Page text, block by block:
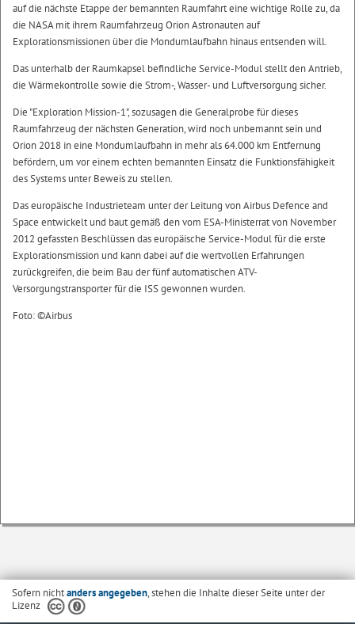
auf die nächste Etappe der bemannten Raumfahrt eine wichtige Rolle zu, da
die NASA mit ihrem Raumfahrzeug Orion Astronauten auf
Explorationsmissionen über die Mondumlaufbahn hinaus entsenden will.
Das unterhalb der Raumkapsel befindliche Service-Modul stellt den Antrieb,
die Wärmekontrolle sowie die Strom-, Wasser- und Luftversorgung sicher.
Die "Exploration Mission-1", sozusagen die Generalprobe für dieses
Raumfahrzeug der nächsten Generation, wird noch unbemannt sein und
Orion 2018 in eine Mondumlaufbahn in mehr als 64.000 km Entfernung
befördern, um vor einem echten bemannten Einsatz die Funktionsfähigkeit
des Systems unter Beweis zu stellen.
Das europäische Industrieteam unter der Leitung von Airbus Defence and
Space entwickelt und baut gemäß den vom ESA-Ministerrat von November
2012 gefassten Beschlüssen das europäische Service-Modul für die erste
Explorationsmission und kann dabei auf die wertvollen Erfahrungen
zurückgreifen, die beim Bau der fünf automatischen ATV-
Versorgungstransporter für die ISS gewonnen wurden.
Foto: ©Airbus
Sofern nichtanders angegeben, stehen die Inhalte dieser Seite unter der
Lizenz